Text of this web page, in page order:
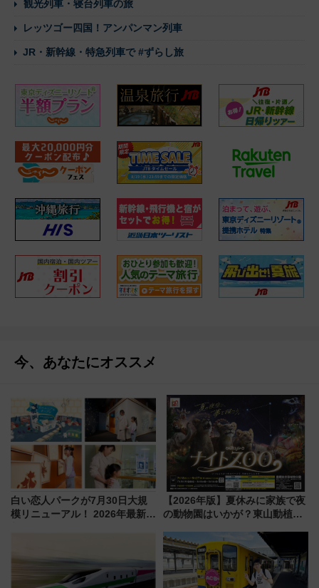
観光列車・寝台列車の旅
レッツゴー四国！アンパンマン列車
JR・新幹線・特急列車で #ずらし旅
今、あなたにオススメ
白い恋人パークが7月30日大規
模リニューアル！ 2026年最新の
【2026年版】夏休みに家族で夜
の動物園はいかが？東山動植物
ZOO」開催情報